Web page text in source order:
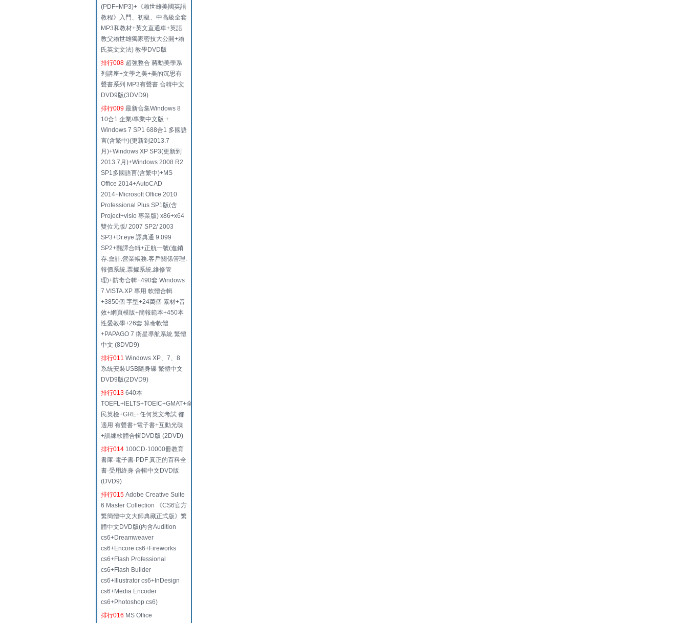
(PDF+MP3)+《賴世雄美國英語
教程》入門、初級、中高級全套
MP3和教材+英文直通車+英語
教父賴世雄獨家密技大公開+賴
氏英文文法) 教學DVD版
排行008 超強整合 蔣勳美學系
列講座+文學之美+美的沉思有
聲書系列 MP3有聲書 合輯中文
DVD9版(3DVD9)
排行009 最新合集Windows 8
10合1 企業/專業中文版 +
Windows 7 SP1 688合1 多國語
言(含繁中)(更新到2013.7
月)+Windows XP SP3(更新到
2013.7月)+Windows 2008 R2
SP1多國語言(含繁中)+MS
Office 2014+AutoCAD
2014+Microsoft Office 2010
Professional Plus SP1版(含
Project+visio 專業版) x86+x64
雙位元版/ 2007 SP2/ 2003
SP3+Dr.eye 譯典通 9.099
SP2+翻譯合輯+正航一號(進銷
存.會計.營業帳務.客戶關係管理.
報價系統.票據系統.維修管
理)+防毒合輯+490套 Windows
7.VISTA.XP 專用 軟體合輯
+3850個 字型+24萬個 素材+音
效+網頁模版+簡報範本+450本
性愛教學+26套 算命軟體
+PAPAGO 7 衛星導航系統 繁體
中文 (8DVD9)
排行011 Windows XP、7、8
系統安裝USB隨身碟 繁體中文
DVD9版(2DVD9)
排行013 640本
TOEFL+IELTS+TOEIC+GMAT+全
民英檢+GRE+任何英文考試 都
適用 有聲書+電子書+互動光碟
+訓練軟體合輯DVD版 (2DVD)
排行014 100CD·10000冊教育
書庫·電子書·PDF 真正的百科全
書·受用終身 合輯中文DVD版
(DVD9)
排行015 Adobe Creative Suite
6 Master Collection 《CS6官方
繁簡體中文大師典藏正式版》繁
體中文DVD版(內含Audition
cs6+Dreamweaver
cs6+Encore cs6+Fireworks
cs6+Flash Professional
cs6+Flash Builder
cs6+Illustrator cs6+InDesign
cs6+Media Encoder
cs6+Photoshop cs6)
排行016 MS Office